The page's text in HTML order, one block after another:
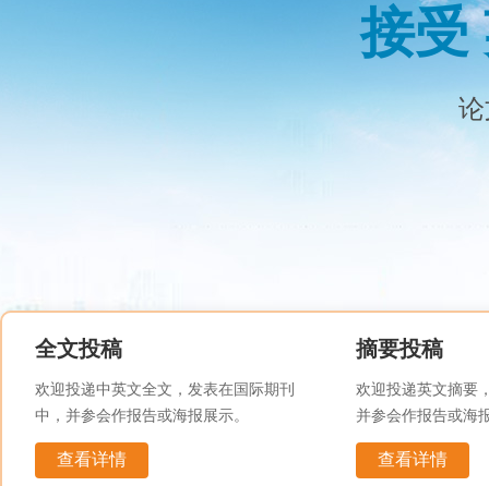
接受
全文投稿
欢迎投递中英文全文，发表在国际期刊
中，并参会作报告或海报展示。
查看详情
摘要投稿
欢迎投递英文摘要
并参会作报告或海
查看详情